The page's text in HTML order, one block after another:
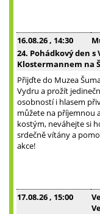
16.08.26 , 14:30
24. Pohádkový den
Klostermannem na
Přijďte do Muzea
Vydru a prožít
osobností i hlasem
můžete na příjemnou
kostým, neváhejte si
srdečně vítány a
akce!
17.08.26 , 15:00